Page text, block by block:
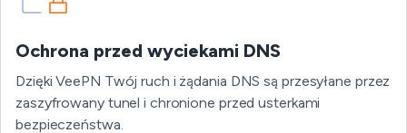
Ochrona przed wyciekami DNS
Dzięki VeePN Twój ruch i żądania DNS są przesyłane przez
zaszyfrowany tunel i chronione przed usterkami
bezpieczeństwa.